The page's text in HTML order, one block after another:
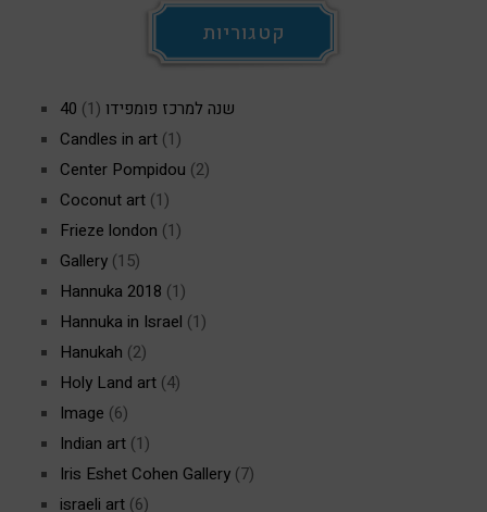
קטגוריות
40 שנה למרכז פומפידו (1)
Candles in art (1)
Center Pompidou (2)
Coconut art (1)
Frieze london (1)
Gallery (15)
Hannuka 2018 (1)
Hannuka in Israel (1)
Hanukah (2)
Holy Land art (4)
Image (6)
Indian art (1)
Iris Eshet Cohen Gallery (7)
israeli art (6)